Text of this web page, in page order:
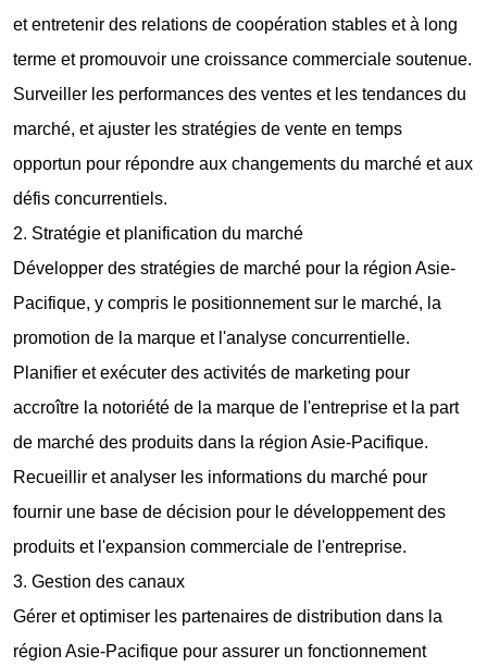
et entretenir des relations de coopération stables et à long
terme et promouvoir une croissance commerciale soutenue.
Surveiller les performances des ventes et les tendances du
marché, et ajuster les stratégies de vente en temps
opportun pour répondre aux changements du marché et aux
défis concurrentiels.
2. Stratégie et planification du marché
Développer des stratégies de marché pour la région Asie-
Pacifique, y compris le positionnement sur le marché, la
promotion de la marque et l'analyse concurrentielle.
Planifier et exécuter des activités de marketing pour
accroître la notoriété de la marque de l'entreprise et la part
de marché des produits dans la région Asie-Pacifique.
Recueillir et analyser les informations du marché pour
fournir une base de décision pour le développement des
produits et l'expansion commerciale de l'entreprise.
3. Gestion des canaux
Gérer et optimiser les partenaires de distribution dans la
région Asie-Pacifique pour assurer un fonctionnement